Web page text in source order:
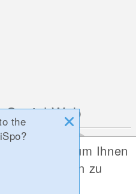
Social Web
the
Cookies, um Ihnen
bieten zu